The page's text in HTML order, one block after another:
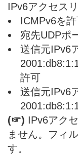
IPv6アクセス
ICMPv6を
宛先UDPポ
送信元IPv6
許可
送信元IPv6
(☞) IPv6アク
ません。フィ
す。